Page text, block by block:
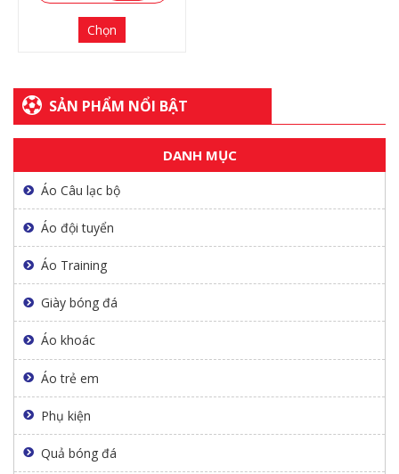
Chọn
SẢN PHẨM NỔI BẬT
DANH MỤC
Áo Câu lạc bộ
Áo đội tuyển
Áo Training
Giày bóng đá
Áo khoác
Áo trẻ em
Phụ kiện
Quả bóng đá